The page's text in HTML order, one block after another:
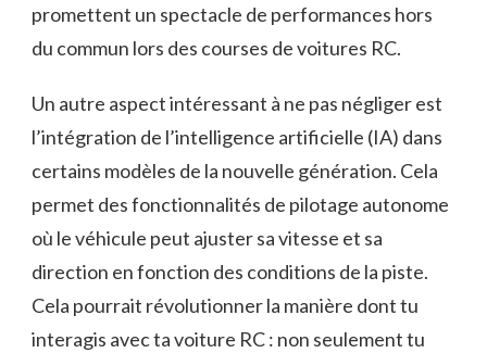
promettent un spectacle de performances hors
du commun lors des courses de voitures RC.
Un autre aspect intéressant à ne pas négliger est
l’intégration de l’intelligence artificielle (IA) dans
certains modèles de la nouvelle génération. Cela
permet des fonctionnalités de pilotage autonome
où le véhicule peut ajuster sa vitesse et sa
direction en fonction des conditions de la piste.
Cela pourrait révolutionner la manière dont tu
interagis avec ta voiture RC : non seulement tu